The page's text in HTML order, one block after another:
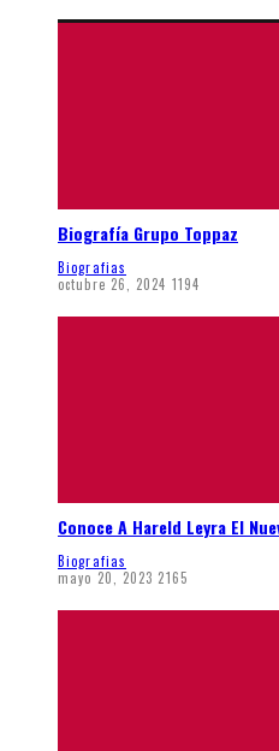
Biografía Grupo Toppaz
Biografias
octubre 26, 2024 1194
Conoce A Hareld Leyra El
Biografias
mayo 20, 2023 2165